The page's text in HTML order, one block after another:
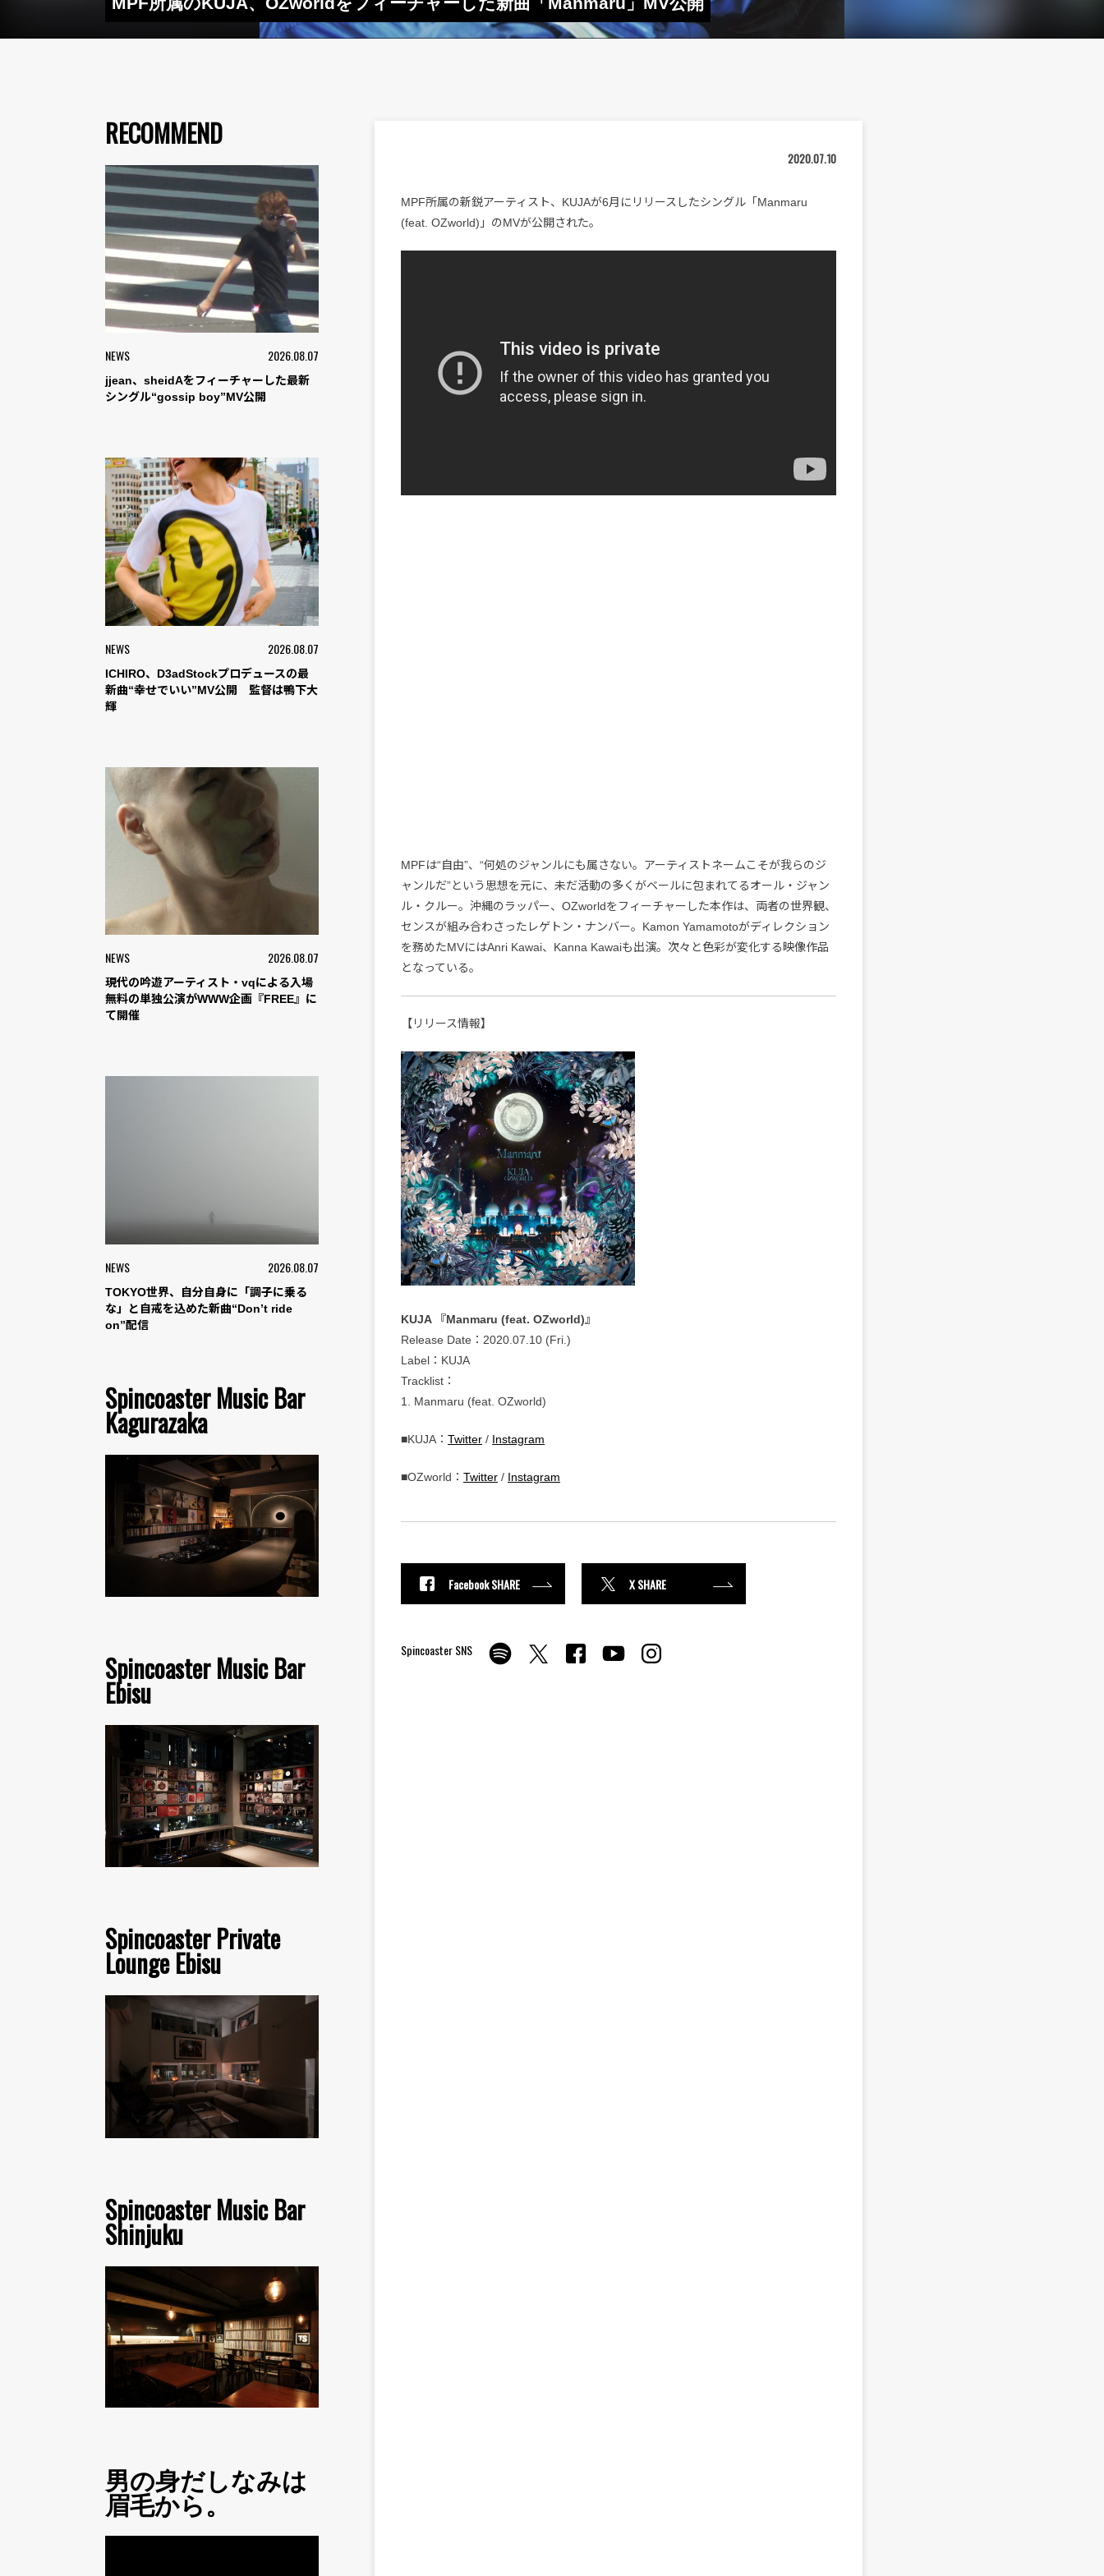
RECOMMEND
NEWS 2026.08.07
jjean、sheidAをフィーチャーした最新
シングル“gossip boy”MV公開
NEWS 2026.08.07
ICHIRO、D3adStockプロデュースの最
新曲“幸せでいい”MV公開 監督は鴨下大
輝
NEWS 2026.08.07
現代の吟遊アーティスト・vqによる入場
無料の単独公演がWWW企画『FREE』に
て開催
NEWS 2026.08.07
TOKYO世界、自分自身に「調子に乗る
な」と自戒を込めた新曲“Don’t ride
on”配信
Spincoaster Music Bar
Kagurazaka
Spincoaster Music Bar
Ebisu
Spincoaster Private
Lounge Ebisu
Spincoaster Music Bar
Shinjuku
男の身だしなみは
眉毛から。
2020.07.10
MPF所属の新鋭アーティスト、KUJAが6月にリリースしたシングル「Manmaru
(feat. OZworld)」のMVが公開された。
MPFは“自由”、“何処のジャンルにも属さない。アーティストネームこそが我らのジ
ャンルだ”という思想を元に、未だ活動の多くがベールに包まれてるオール・ジャン
ル・クルー。沖縄のラッパー、OZworldをフィーチャーした本作は、両者の世界観、
センスが組み合わさったレゲトン・ナンバー。Kamon Yamamotoがディレクション
を務めたMVにはAnri Kawai、Kanna Kawaiも出演。次々と色彩が変化する映像作品
となっている。
【リリース情報】
KUJA 『Manmaru (feat. OZworld)』
Release Date：2020.07.10 (Fri.)
Label：KUJA
Tracklist：
1. Manmaru (feat. OZworld)
■KUJA： Twitter / Instagram
■OZworld： Twitter / Instagram
Facebook SHARE X SHARE
Spincoaster SNS